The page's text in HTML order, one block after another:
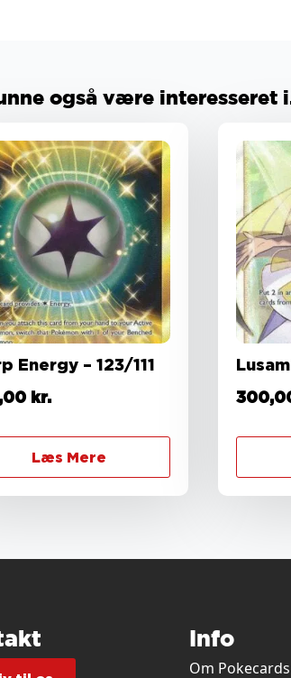
også være interesseret
Energy – 123/111
kr.
Læs Mere
Info
Om